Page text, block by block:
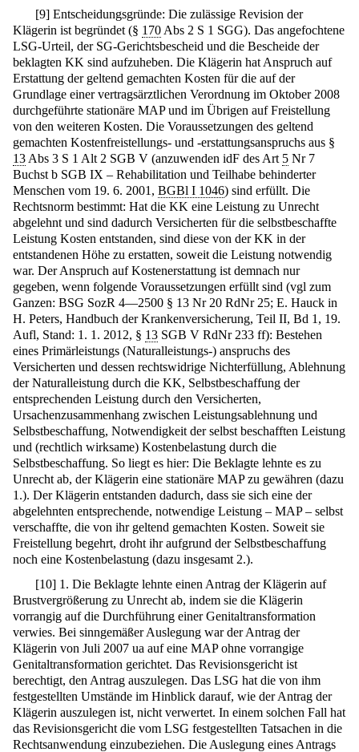
[9] Entscheidungsgründe: Die zulässige Revision der
Klägerin ist begründet (§ 170 Abs 2 S 1 SGG). Das angefochtene
LSG-Urteil, der SG-Gerichtsbescheid und die Bescheide der
beklagten KK sind aufzuheben. Die Klägerin hat Anspruch auf
Erstattung der geltend gemachten Kosten für die auf der
Grundlage einer vertragsärztlichen Verordnung im Oktober 2008
durchgeführte stationäre MAP und im Übrigen auf Freistellung
von den weiteren Kosten. Die Voraussetzungen des geltend
gemachten Kostenfreistellungs- und -erstattungsanspruchs aus §
13 Abs 3 S 1 Alt 2 SGB V (anzuwenden idF des Art 5 Nr 7
Buchst b SGB IX – Rehabilitation und Teilhabe behinderter
Menschen vom 19. 6. 2001, BGBl I 1046) sind erfüllt. Die
Rechtsnorm bestimmt: Hat die KK eine Leistung zu Unrecht
abgelehnt und sind dadurch Versicherten für die selbstbeschaffte
Leistung Kosten entstanden, sind diese von der KK in der
entstandenen Höhe zu erstatten, soweit die Leistung notwendig
war. Der Anspruch auf Kostenerstattung ist demnach nur
gegeben, wenn folgende Voraussetzungen erfüllt sind (vgl zum
Ganzen: BSG SozR 4—2500 § 13 Nr 20 RdNr 25; E. Hauck in
H. Peters, Handbuch der Krankenversicherung, Teil II, Bd 1, 19.
Aufl, Stand: 1. 1. 2012, § 13 SGB V RdNr 233 ff): Bestehen
eines Primärleistungs (Naturalleistungs-) anspruchs des
Versicherten und dessen rechtswidrige Nichterfüllung, Ablehnung
der Naturalleistung durch die KK, Selbstbeschaffung der
entsprechenden Leistung durch den Versicherten,
Ursachenzusammenhang zwischen Leistungsablehnung und
Selbstbeschaffung, Notwendigkeit der selbst beschafften Leistung
und (rechtlich wirksame) Kostenbelastung durch die
Selbstbeschaffung. So liegt es hier: Die Beklagte lehnte es zu
Unrecht ab, der Klägerin eine stationäre MAP zu gewähren (dazu
1.). Der Klägerin entstanden dadurch, dass sie sich eine der
abgelehnten entsprechende, notwendige Leistung – MAP – selbst
verschaffte, die von ihr geltend gemachten Kosten. Soweit sie
Freistellung begehrt, droht ihr aufgrund der Selbstbeschaffung
noch eine Kostenbelastung (dazu insgesamt 2.).
[10] 1. Die Beklagte lehnte einen Antrag der Klägerin auf
Brustvergrößerung zu Unrecht ab, indem sie die Klägerin
vorrangig auf die Durchführung einer Genitaltransformation
verwies. Bei sinngemäßer Auslegung war der Antrag der
Klägerin von Juli 2007 ua auf eine MAP ohne vorrangige
Genitaltransformation gerichtet. Das Revisionsgericht ist
berechtigt, den Antrag auszulegen. Das LSG hat die von ihm
festgestellten Umstände im Hinblick darauf, wie der Antrag der
Klägerin auszulegen ist, nicht verwertet. In einem solchen Fall hat
das Revisionsgericht die vom LSG festgestellten Tatsachen in die
Rechtsanwendung einzubeziehen. Die Auslegung eines Antrags